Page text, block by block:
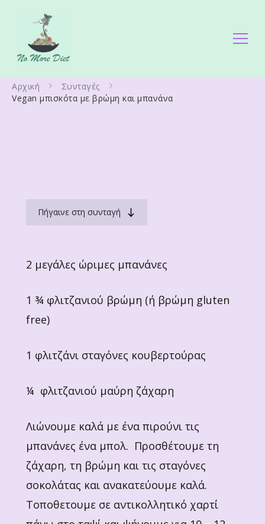
No More Diet
Αρχική
Συνταγές
Vegan μπισκότα με βρώμη και μπανάνα
Πήγαινε στη συνταγή
2 μεγάλες ώριμες μπανάνες
1 ¾ φλιτζανιού βρώμη (ή βρώμη gluten
free)
1 φλιτζάνι σταγόνες κουβερτούρας
¼ φλιτζανιού μαύρη ζάχαρη
Λιώνουμε καλά με ένα πιρούνι τις
μπανάνες ένα μπολ. Προσθέτουμε τη
ζάχαρη, τη βρώμη και τις σταγόνες
σοκολάτας και ανακατεύουμε καλά.
Τοποθετουμε σε αντικολλητικό χαρτί